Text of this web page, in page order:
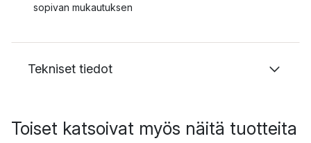
sopivan mukautuksen
Tekniset tiedot
Toiset katsoivat myös näitä tuotteita